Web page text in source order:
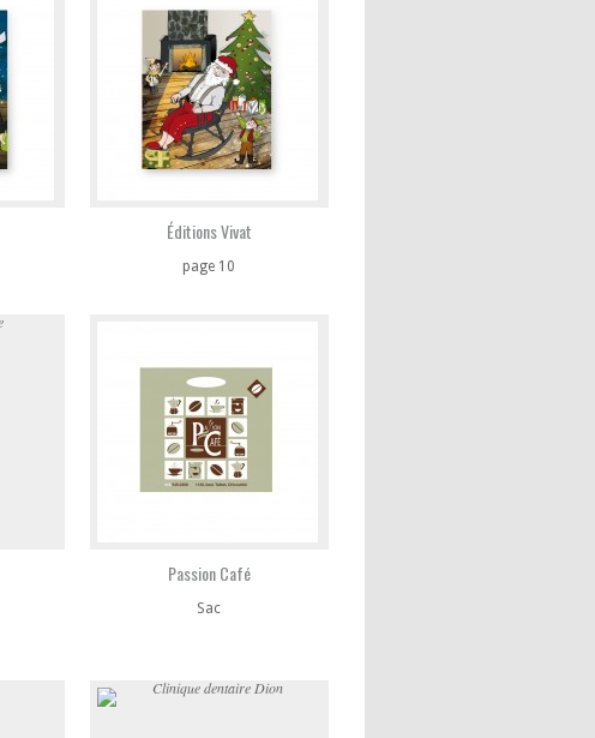
Éditions Vivat
page 10
Passion Café
Sac